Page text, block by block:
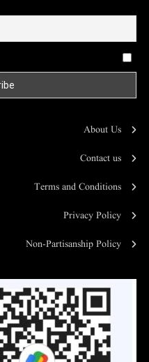
About Us
Contact us
Terms and Conditions
Privacy Policy
Non-Partisanship Policy